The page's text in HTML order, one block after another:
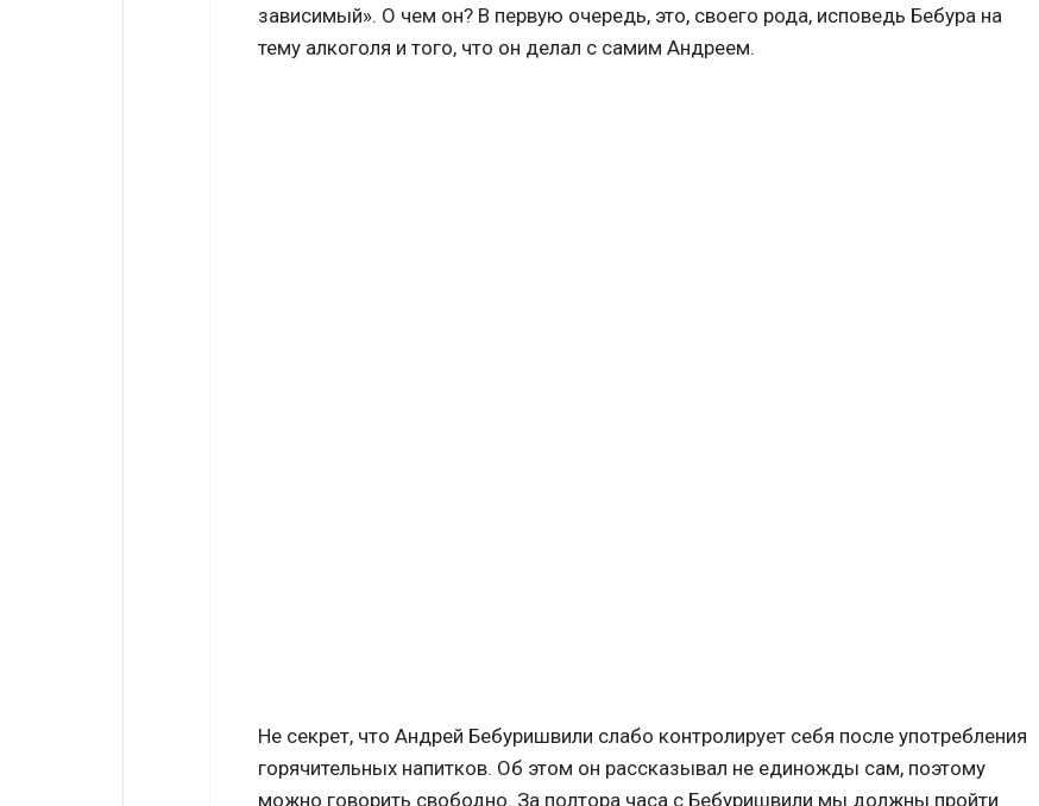
зависимый». О чем он? В первую очередь, это, своего рода, исповедь Бебура на
тему алкоголя и того, что он делал с самим Андреем.
Не секрет, что Андрей Бебуришвили слабо контролирует себя после употребления
горячительных напитков. Об этом он рассказывал не единожды сам, поэтому
можно говорить свободно. За полтора часа с Бебуришвили мы должны пройти